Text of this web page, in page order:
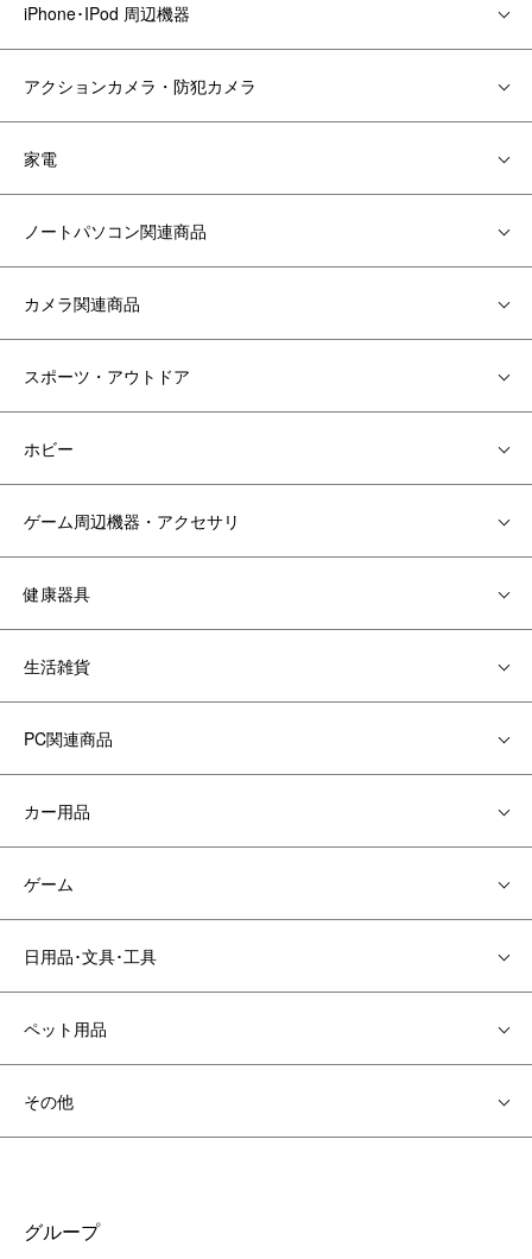
iPhone･IPod 周辺機器
アクションカメラ・防犯カメラ
家電
ノートパソコン関連商品
カメラ関連商品
スポーツ・アウトドア
ホビー
ゲーム周辺機器・アクセサリ
健康器具
生活雑貨
PC関連商品
カー用品
ゲーム
日用品･文具･工具
ペット用品
その他
グループ